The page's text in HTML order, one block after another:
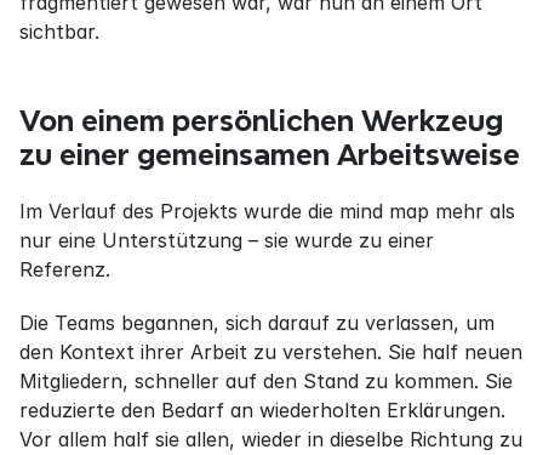
sichtbar.
Von einem persönlichen Werkzeug
zu einer gemeinsamen Arbeitsweise
Im Verlauf des Projekts wurde die mind map mehr als
nur eine Unterstützung – sie wurde zu einer
Referenz.
Die Teams begannen, sich darauf zu verlassen, um
den Kontext ihrer Arbeit zu verstehen. Sie half neuen
Mitgliedern, schneller auf den Stand zu kommen. Sie
reduzierte den Bedarf an wiederholten Erklärungen.
Vor allem half sie allen, wieder in dieselbe Richtung zu